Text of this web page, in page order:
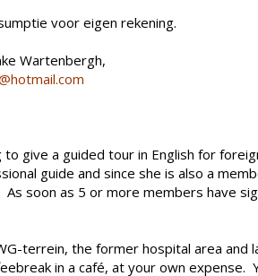
voor eigen rekening.
Wartenbergh,
to give a guided tour in English for
guide and since she is also a
soon as 5 or more members have
terrein, the former hospital area and
in a café, at your own expense.